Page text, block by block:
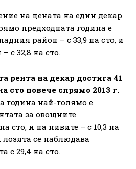
на цената на един декар
предходната година е
район – с 33,9 на сто, и
с 32,8 на сто.
рента на декар достига 41
сто повече спрямо 2013 г.
година най-голямо е
за овощните
сто, и на нивите – с 10,3 на
се наблюдава
с 29,4 на сто.